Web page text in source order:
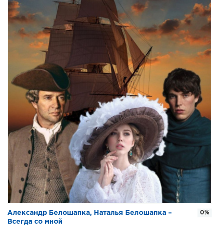
Александр Белошапка, Наталья Белошапка –
Всегда со мной
0%